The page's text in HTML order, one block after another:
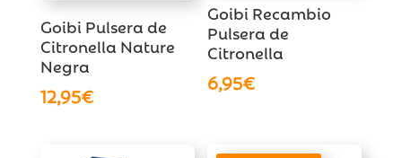
Goibi Pulsera de
Citronella Nature
Negra
12,95€
Goibi Recambio
Pulsera de
Citronella
6,95€